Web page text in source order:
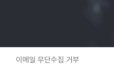
오시는길
이메일 무단수집 거부